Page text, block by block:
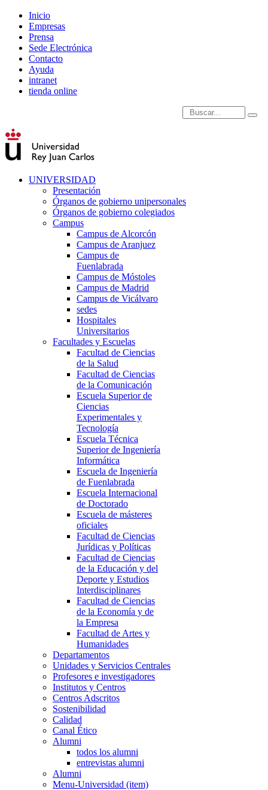
Inicio
Empresas
Prensa
Sede Electrónica
Contacto
Ayuda
intranet
tienda online
Introduce términos de
UNIVERSIDAD
Presentación
Órganos de gobierno unipersonales
Órganos de gobierno colegiados
Campus
Campus de Alcorcón
Campus de Aranjuez
Campus de
Fuenlabrada
Campus de Móstoles
Campus de Madrid
Campus de Vicálvaro
sedes
Hospitales
Universitarios
Facultades y Escuelas
Facultad de Ciencias
de la Salud
Facultad de Ciencias
de la Comunicación
Escuela Superior de
Ciencias
Experimentales y
Tecnología
Escuela Técnica
Superior de Ingeniería
Informática
Escuela de Ingeniería
de Fuenlabrada
Escuela Internacional
de Doctorado
Escuela de másteres
oficiales
Facultad de Ciencias
Jurídicas y Políticas
Facultad de Ciencias
de la Educación y del
Deporte y Estudios
Interdisciplinares
Facultad de Ciencias
de la Economía y de
la Empresa
Facultad de Artes y
Humanidades
Departamentos
Unidades y Servicios Centrales
Profesores e investigadores
Institutos y Centros
Centros Adscritos
Sostenibilidad
Calidad
Canal Ético
Alumni
todos los alumni
entrevistas alumni
Alumni
Menu-Universidad (item)